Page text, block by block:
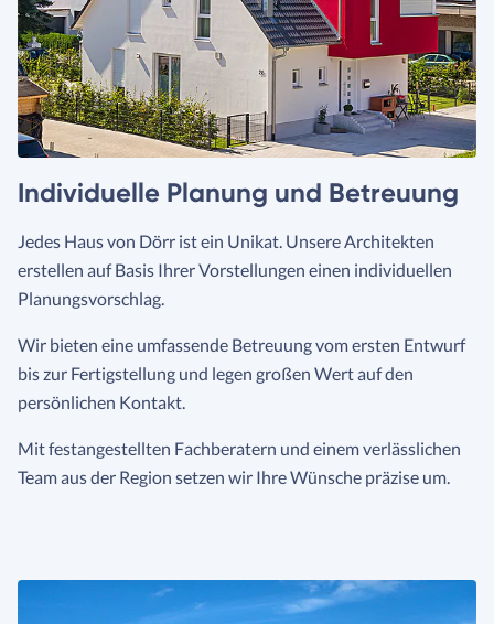
Individuelle Planung und Betreuung
Jedes Haus von Dörr ist ein Unikat. Unsere Architekten
erstellen auf Basis Ihrer Vorstellungen einen individuellen
Planungsvorschlag.
Wir bieten eine umfassende Betreuung vom ersten Entwurf
bis zur Fertigstellung und legen großen Wert auf den
persönlichen Kontakt.
Mit festangestellten Fachberatern und einem verlässlichen
Team aus der Region setzen wir Ihre Wünsche präzise um.